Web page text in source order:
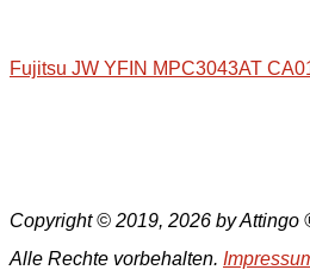
Fujitsu JW YFIN MPC3043AT
Copyright © 2019, 2026 by Attingo
Alle Rechte vorbehalten.